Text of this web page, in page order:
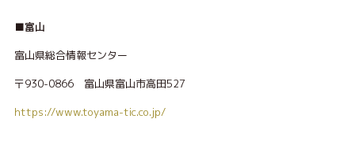
■富山
富山県総合情報センター
〒930-0866 富山県富山市高田527
https://www.toyama-tic.co.jp/